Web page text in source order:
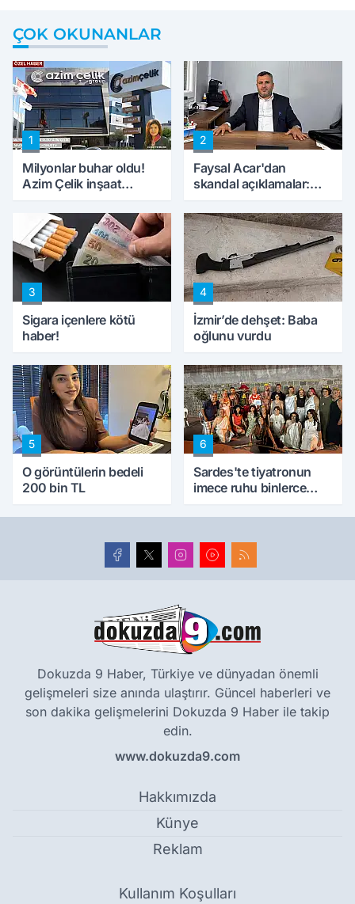
ÇOK OKUNANLAR
1
Milyonlar buhar oldu!
Azim Çelik inşaat
konuştu
2
Faysal Acar'dan
skandal açıklamalar:
peynircilerimizi de
kıskaca aldı, müdahale
ettik'
3
Sigara içenlere kötü
haber!
4
İzmir’de dehşet: Baba
oğlunu vurdu
5
O görüntülerin bedeli
200 bin TL
6
Sardes'te tiyatronun
imece ruhu binlerce
Dokuzda 9 Haber, Türkiye ve dünyadan önemli
gelişmeleri size anında ulaştırır. Güncel haberleri ve
son dakika gelişmelerini Dokuzda 9 Haber ile takip
edin.
www.dokuzda9.com
Hakkımızda
Künye
Reklam
Kullanım Koşulları